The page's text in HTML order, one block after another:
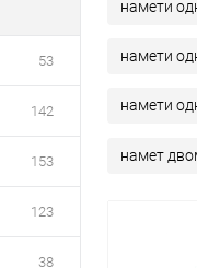
53
142
153
123
38
намети
намети
намети
намет